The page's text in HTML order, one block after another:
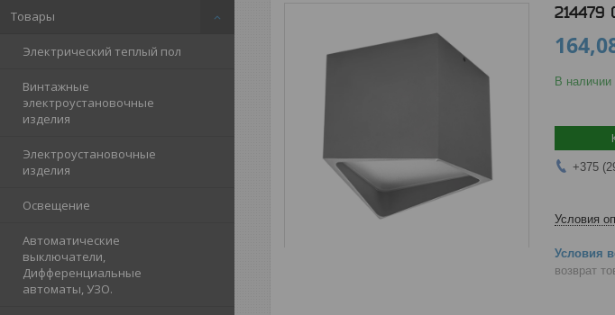
Товары
Электрический теплый пол
Винтажные
электроустановочные
изделия
Электроустановочные
изделия
Освещение
Автоматические
выключатели,
Дифференциальные
автоматы, УЗО.
214479
В наличии
+375
Условия
возврат